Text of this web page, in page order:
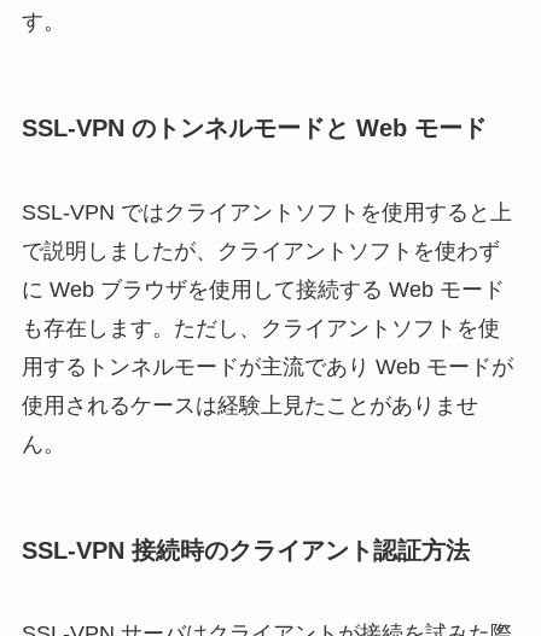
す。
SSL-VPN のトンネルモードと Web モード
SSL-VPN ではクライアントソフトを使用すると上
で説明しましたが、クライアントソフトを使わず
に Web ブラウザを使用して接続する Web モード
も存在します。ただし、クライアントソフトを使
用するトンネルモードが主流であり Web モードが
使用されるケースは経験上見たことがありませ
ん。
SSL-VPN 接続時のクライアント認証方法